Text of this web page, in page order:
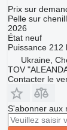
Prix sur
Pelle sur
2026
Étatneuf
Puissance 212
Ukraine,
TOV
Contacter le
S'abonner